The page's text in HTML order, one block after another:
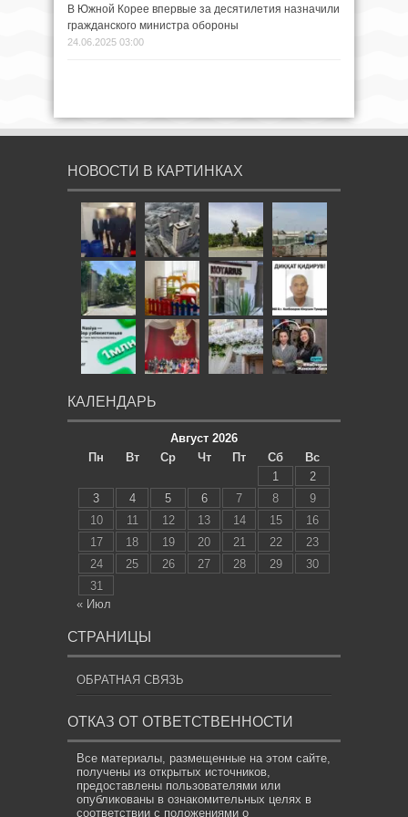
В Южной Корее впервые за десятилетия назначили
гражданского министра обороны
24.06.2025 03:00
НОВОСТИ В КАРТИНКАХ
КАЛЕНДАРЬ
Август 2026
Пн
Вт Ср Чт Пт Сб
Вс
1
2
3
4 5 6 7 8
9
10
11 12 13 14 15
16
17
18 19 20 21 22
23
24
25 26 27 28 29
30
31
« Июл
СТРАНИЦЫ
ОБРАТНАЯ СВЯЗЬ
ОТКАЗ ОТ ОТВЕТСТВЕННОСТИ
Все материалы, размещенные на этом сайте,
получены из открытых источников,
предоставлены пользователями или
опубликованы в ознакомительных целях в
соответствии с положениями о